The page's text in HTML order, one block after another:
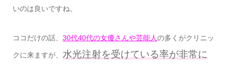
いのは良いですね。
ココだけの話、 30代40代の女優さんや芸能人の多くがクリニッ
クに来ますが、 水光注射を受けている率が非常に